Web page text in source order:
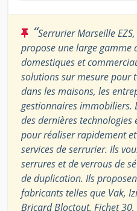
“Serrurier Marseille
propose une large gamme
domestiques et
solutions sur mesure pour
dans les maisons, les
gestionnaires immobiliers.
des dernières
pour réaliser rapidement
services de serrurier. Ils
serrures et de verrous de
de duplication. Ils
fabricants telles que Vak,
Bricard Bloctout, Fichet 30,